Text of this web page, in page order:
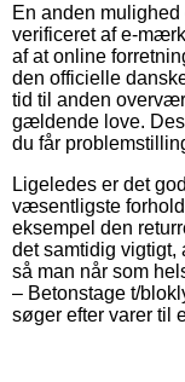
En anden
verificeret af e-
af at online
den officielle
tid til anden
gældende love.
du får
Ligeledes er det
væsentligste
eksempel den
det samtidig vigtigt,
så man når som
– Betonstage t/
søger efter varer til